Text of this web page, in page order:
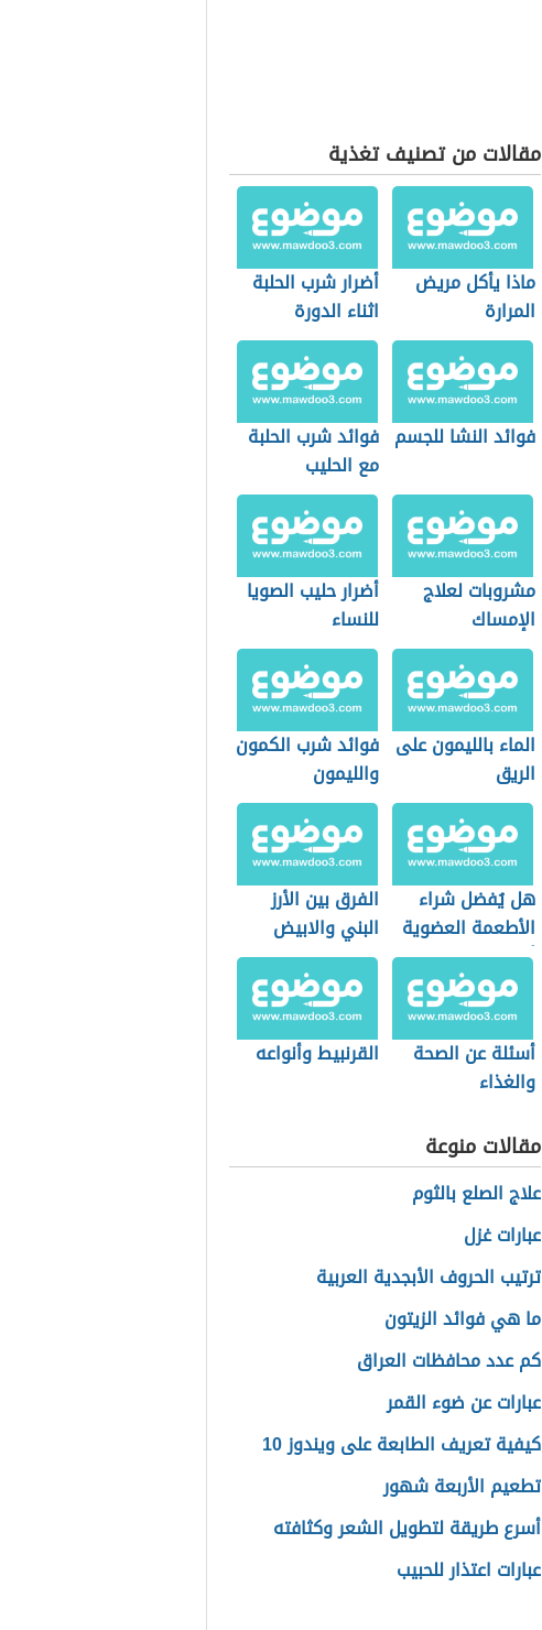
مقالات من تصنيف تغذية
ماذا يأكل مريض
المرارة
أضرار شرب الحلبة
اثناء الدورة
الشهرية
فوائد النشا للجسم فوائد شرب الحلبة
مع الحليب
مشروبات لعلاج
الإمساك
أضرار حليب الصويا
للنساء
الماء بالليمون على
الريق
فوائد شرب الكمون
والليمون
هل يُفضل شراء
الأطعمة العضوية
أثناء التسوق؟
الفرق بين الأرز
البني والابيض
أسئلة عن الصحة
والغذاء
القرنبيط وأنواعه
مقالات منوعة
علاج الصلع بالثوم
عبارات غزل
ترتيب الحروف الأبجدية العربية
ما هي فوائد الزيتون
كم عدد محافظات العراق
عبارات عن ضوء القمر
كيفية تعريف الطابعة على ويندوز 10
تطعيم الأربعة شهور
أسرع طريقة لتطويل الشعر وكثافته
عبارات اعتذار للحبيب